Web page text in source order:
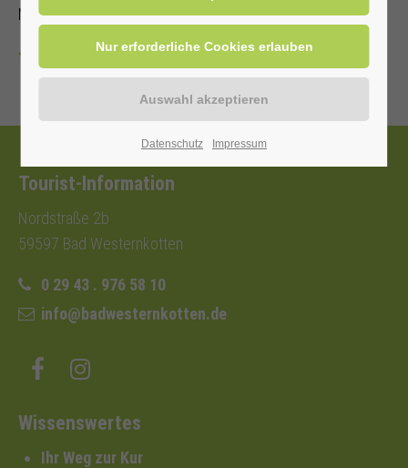
Mit gültiger Kur-/Einwohnerkarte 2,00 €, ohne 5,00 €.
Tourist-Information
Nordstraße 2b
59597 Bad Westernkotten
0 29 43 . 976 58 10
info@badwesternkotten.de
Wissenswertes
Ihr Weg zur Kur
Datenschutz Impressum